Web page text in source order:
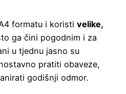
formatu i koristi velike,
ga čini pogodnim i za
u tjednu jasno su
pratiti obaveze,
godišnji odmor.